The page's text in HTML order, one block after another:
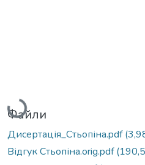
Вантажиться...
Файли
Дисертація_Стьопіна.pdf
Відгук Стьопіна.orig.pdf